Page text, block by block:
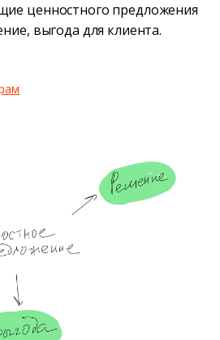
ценностного предложения
выгода для клиента.